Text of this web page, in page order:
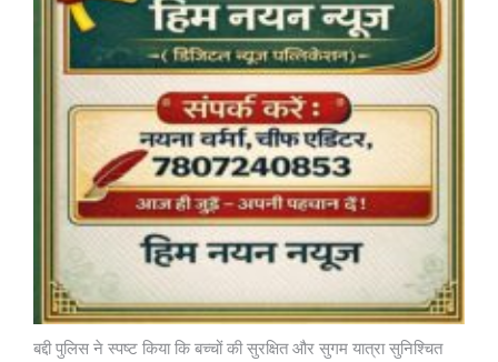
बद्दी पुलिस ने स्पष्ट किया कि बच्चों की सुरक्षित और सुगम यात्रा सुनिश्चित